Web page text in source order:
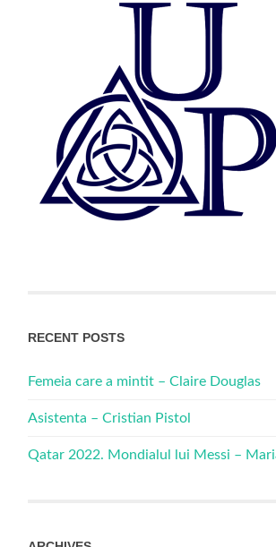
RECENT POSTS
Femeia care a mintit – Claire Douglas
Asistenta – Cristian Pistol
Qatar 2022. Mondialul lui Messi –